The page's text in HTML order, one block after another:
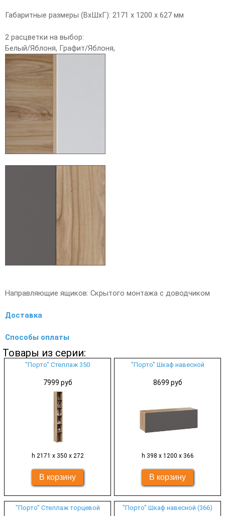
Габаритные размеры (ВхШхГ): 2171 х 1200 х 627 мм
2 расцветки на выбор:
Белый/Яблоня, Графит/Яблоня,
Направляющие ящиков: Скрытого монтажа с доводчиком
Доставка
Способы оплаты
Товары из серии:
"Порто" Стеллаж 350
7999 руб
h 2171 х 350 х 272
"Порто" Шкаф навесной
8699 руб
h 398 х 1200 х 366
"Порто" Стеллаж торцевой "Порто" Шкаф навесной (366)